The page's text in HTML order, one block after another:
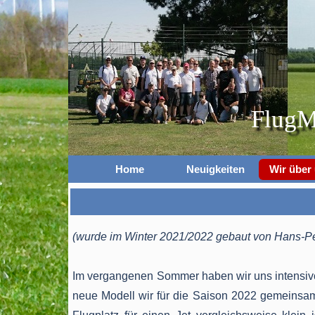
Home Neuigkeiten Wir über
(wurde im Winter 2021/2022 gebaut von Hans-
Im vergangenen Sommer haben wir uns
neue Modell wir für die Saison 2022